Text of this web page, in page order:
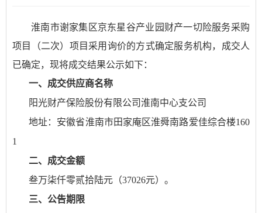
淮南市谢家集区京东星谷产业园财产一切险服务采购
项目（二次） 项目采用询价的方式确定服务机构， 成交人
已确定，现将成交结果公示如下：
一、成交供应商名称
阳光财产保险股份有限公司淮南中心支公司
地址：安徽省淮南市田家庵区淮舜南路爱佳综合楼160
1
二、成交金额
叁万柒仟零贰拾陆元 （37026元）。
三、公告期限